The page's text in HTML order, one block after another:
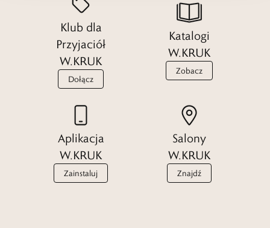
Klub dla
Przyjaciół
W.KRUK
Dołącz
Katalogi
W.KRUK
Zobacz
Aplikacja
W.KRUK
Zainstaluj
Salony
W.KRUK
Znajdź